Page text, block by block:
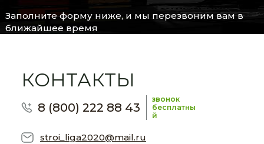
Заполните форму ниже, и мы перезвоним вам в
ближайшее время
КОНТАКТЫ
8 (800) 222 88 43
звонок
бесплатны
й
stroi_liga2020@mail.ru